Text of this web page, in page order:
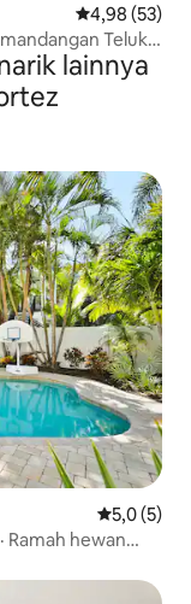
Nilai rata-rata
4,98 (53)
Teluk
lainnya
Nilai rata-
5,0 (5)
Ramah hewan